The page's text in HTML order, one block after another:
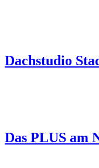
Dachstudio
Das PLUS am